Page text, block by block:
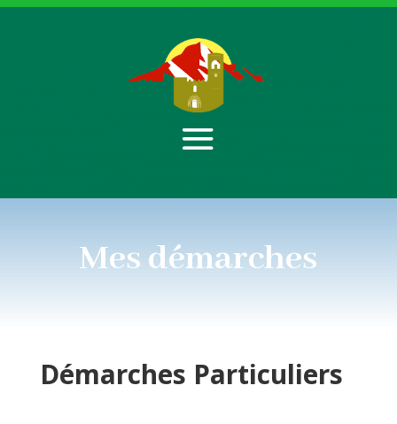
Mes démarches
Démarches Particuliers